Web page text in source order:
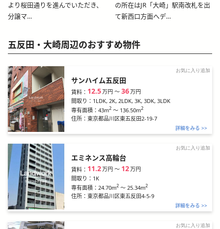
より桜田通りを進んでいただき、
分譲マ…
の所在はJR「大崎」駅南改札を出
て新西口方面へデ…
五反田・大崎周辺のおすすめ物件
お気に入り追加
サンハイム五反田
賃料： 12.5万円〜 36万円
間取り： 1LDK, 2K, 2LDK, 3K, 3DK, 3LDK
専有面積：43m2 ～ 136.50m2
住所：東京都品川区東五反田2-19-7
詳細をみる >>
お気に入り追加
エミネンス高輪台
賃料： 11.2万円〜 12万円
間取り： 1K
専有面積：24.70m2 ～ 25.34m2
住所：東京都品川区東五反田4-5-9
詳細をみる >>
お気に入り追加